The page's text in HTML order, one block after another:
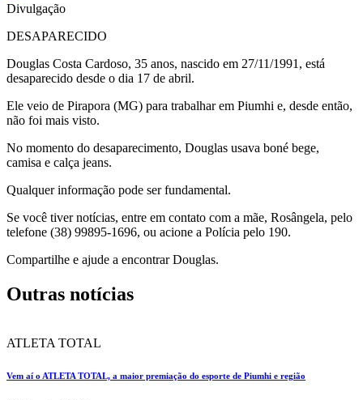
Divulgação
DESAPARECIDO
Douglas Costa Cardoso, 35 anos, nascido em 27/11/1991, está
desaparecido desde o dia 17 de abril.
Ele veio de Pirapora (MG) para trabalhar em Piumhi e, desde então,
não foi mais visto.
No momento do desaparecimento, Douglas usava boné bege,
camisa e calça jeans.
Qualquer informação pode ser fundamental.
Se você tiver notícias, entre em contato com a mãe, Rosângela, pelo
telefone (38) 99895-1696, ou acione a Polícia pelo 190.
Compartilhe e ajude a encontrar Douglas.
Outras notícias
ATLETA TOTAL
Vem aí o ATLETA TOTAL, a maior premiação do esporte de Piumhi e região